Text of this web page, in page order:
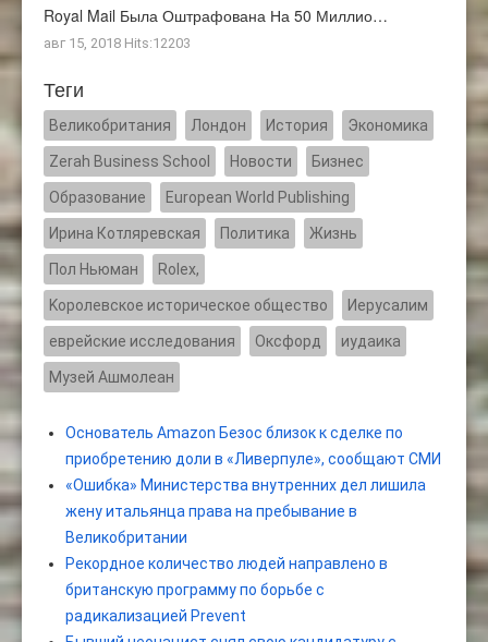
Royal Mail Была Оштрафована На 50 Миллио…
авг 15, 2018 Hits:12203
Теги
Великобритания Лондон История Экономика
Zerah Business School Новости Бизнес
Образование European World Publishing
Ирина Котляревская Политика Жизнь
Пол Ньюман Rolex,
Kоролевское историческое общество Иерусалим
еврейские исследования Оксфорд иудаика
Музей Ашмолеан
Основатель Amazon Безос близок к сделке по
приобретению доли в «Ливерпуле», сообщают СМИ
«Ошибка» Министерства внутренних дел лишила
жену итальянца права на пребывание в
Великобритании
Рекордное количество людей направлено в
британскую программу по борьбе с
радикализацией Prevent